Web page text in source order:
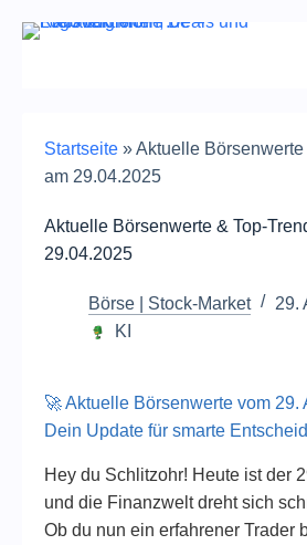
Zum
Startseite »Aktuelle Börsenwerte
am 29.04.2025
Aktuelle Börsenwerte & Top-
29.04.2025
Börse | Stock-Market
29.
KI
🚀 Aktuelle Börsenwerte vom 29.
Dein Update für smarte
Hey du Schlitzohr! Heute ist der
und die Finanzwelt dreht sich
Ob du nun ein erfahrener Trader